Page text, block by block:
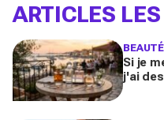
ARTICLES
BEAUTÉ
Si je
j'ai